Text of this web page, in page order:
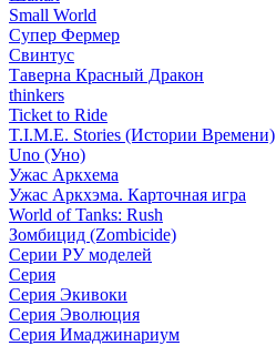
Small World
Супер Фермер
Свинтус
Таверна Красный Дракон
thinkers
Ticket to Ride
T.I.M.E. Stories (Истории Времени)
Uno (Уно)
Ужас Аркхема
Ужас Аркхэма. Карточная игра
World of Tanks: Rush
Зомбицид (Zombicide)
Серии РУ моделей
Серия
Серия Экивоки
Серия Эволюция
Серия Имаджинариум